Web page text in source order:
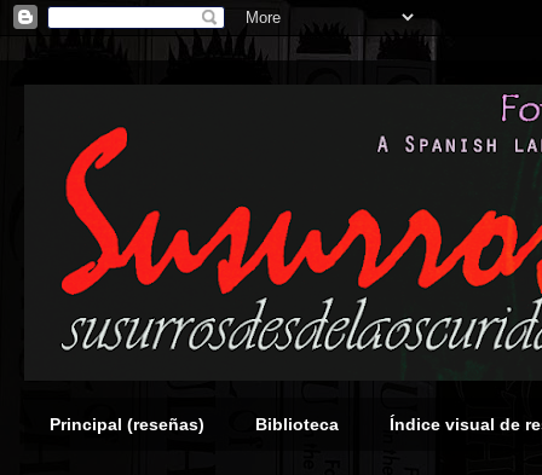
Principal (reseñas) Biblioteca Índice visual de